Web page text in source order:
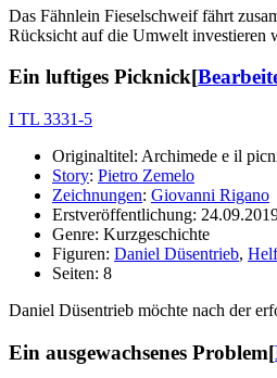
Das Fähnlein Fieselschweif fährt
Rücksicht auf die Umwelt investieren
Ein luftiges Picknick[
I TL 3331-5
Originaltitel: Archimede e il
Story: Pietro Zemelo
Zeichnungen: Giovanni Rigano
Erstveröffentlichung:
Genre: Kurzgeschichte
Figuren: Daniel Düsentrieb,
Seiten: 8
Daniel Düsentrieb möchte nach der
Ein ausgewachsenes Problem[